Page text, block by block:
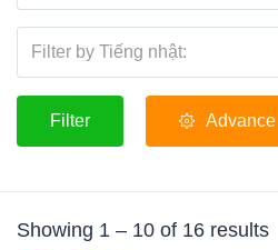
Filter by Tiếng nhật:
Filter Advance
Showing 1 – 10 of 16 results